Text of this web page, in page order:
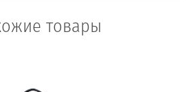
товары